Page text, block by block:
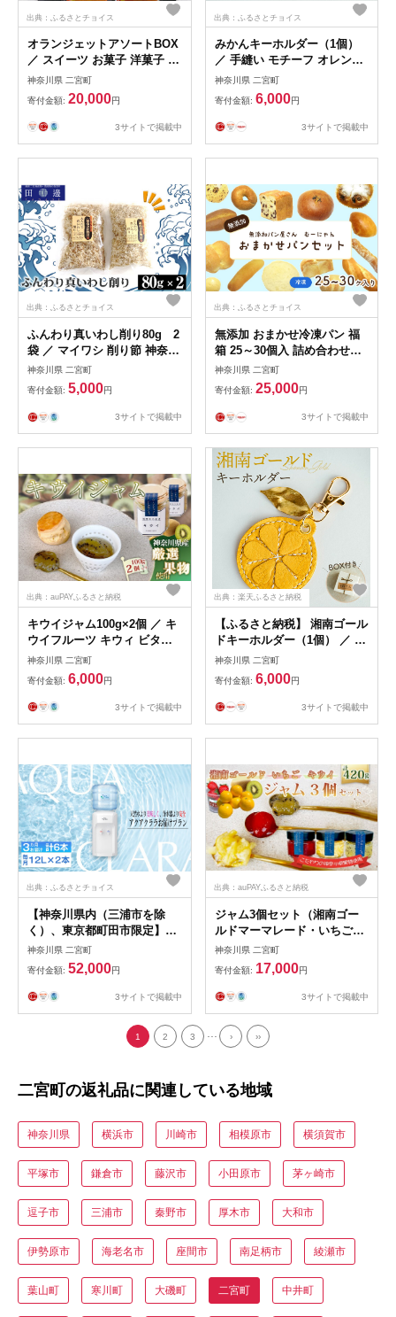
出典：ふるさとチョイス
オランジェットアソートBOX
／ スイーツ お菓子 洋菓子 チ
ョコ チョコレート 柑橘 コン
フィ ジューシー oranjewel
神奈川県 オランジェット 濃
厚カカオ 香り フルーツチョ
ト プレゼント おやつ ティー
神奈川県 二宮町
寄付金額: 20,000円
3サイトで掲載中
出典：ふるさとチョイス
みかんキーホルダー（1個）
／ 手縫い モチーフ オレンジ
色 チャーム 神奈川県 キーホ
ルダー革雑貨 みかんモチーフ
バッグアクセサリー おしゃれ
小物 日常使い ギフト プレゼ
ー チャーム 地元デザイン
神奈川県 二宮町
寄付金額: 6,000円
3サイトで掲載中
出典：ふるさとチョイス
ふんわり真いわし削り80g 2
袋 ／ マイワシ 削り節 神奈川
県 特産品 だし用 乾物 料理素
材 風味豊か 雑炊 和食 おつま
み 常温保存 魚介 ふんわり 高
タンパク No.040
神奈川県 二宮町
寄付金額: 5,000円
3サイトで掲載中
出典：ふるさとチョイス
無添加 おまかせ冷凍パン 福
箱 25～30個入 詰め合わせセ
ット ／ パン お楽しみ おまか
せ セット 冷凍 詰め合わせ 食
べ比べ 福箱 無添加 添加物不
使用 朝食 朝ごはん おすすめ
神奈川県 二宮町
寄付金額: 25,000円
3サイトで掲載中
出典：auPAYふるさと納税
キウイジャム100g×2個 ／ キ
ウイフルーツ キウィ ビタミ
ン 人気 加工食品 手作り 白砂
糖不使用 ペクチン不使用 フ
ルーツスプレッド コンフィチ
ュール トッピング 神奈川県
神奈川県 二宮町
寄付金額: 6,000円
3サイトで掲載中
出典：楽天ふるさと納税
【ふるさと納税】 湘南ゴール
ドキーホルダー（1個） ／ 手
縫い モチーフ みかん チャー
ム 神奈川県 キーホルダー 湘
南ゴールド 雑貨 手作り バッ
グアクセサリー ギフト プレ
い ハンドメイド 贈り物 かわ
神奈川県 二宮町
寄付金額: 6,000円
3サイトで掲載中
出典：ふるさとチョイス
【神奈川県内（三浦市を除
く）、東京都町田市限定】ア
クアクララ3カ月お届けプラ
ン 毎月12L×2本（合計6本）
／ 定期便 初回サーバー送付
冷水 温水 ミネラルウォータ
ラル配合 美味しい 安全 安心
高品質 神奈川県 No.104
神奈川県 二宮町
寄付金額: 52,000円
3サイトで掲載中
出典：auPAYふるさと納税
ジャム3個セット（湘南ゴー
ルドマーマレード・いちご・
キウイ） ／ 柑橘 ビタミンC
爽やか ママレード 苺 イチゴ
苺ジャム イチゴジャム スト
ロベリー キウイフルーツ キ
手作り 白砂糖不使用 ペクチ
ン不使用 フルーツスプレッド
県産果物 神奈川県 No.088
神奈川県 二宮町
寄付金額: 17,000円
3サイトで掲載中
1 2 3 › ››
二宮町の返礼品に関連している地域
神奈川県 横浜市 川崎市 相模原市 横須賀市
平塚市 鎌倉市 藤沢市 小田原市 茅ヶ崎市
逗子市 三浦市 秦野市 厚木市 大和市
伊勢原市 海老名市 座間市 南足柄市 綾瀬市
葉山町 寒川町 大磯町 二宮町 中井町